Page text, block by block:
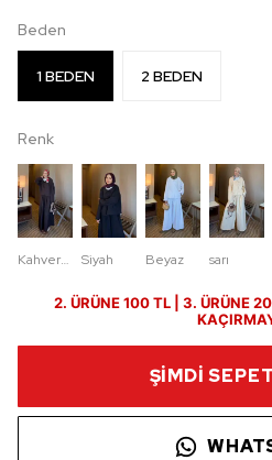
Beden
1 BEDEN 2 BEDEN
Renk
Kahverengi Siyah Beyaz sarı
2. ÜRÜNE 100 TL | 3. ÜRÜNE
ŞİMDİ